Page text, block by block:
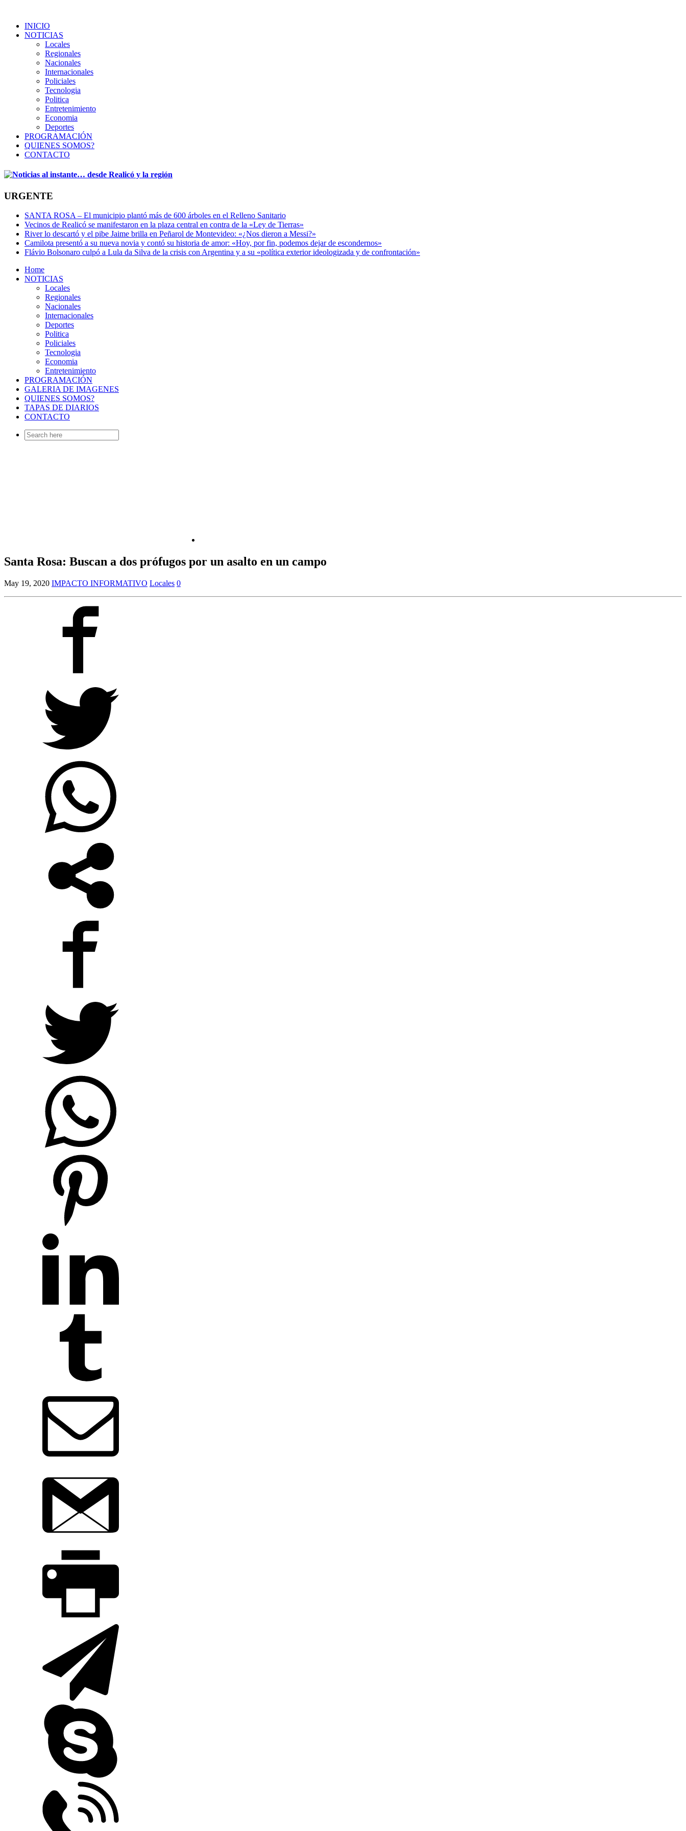
INICIO
NOTICIAS
Locales
Regionales
Nacionales
Internacionales
Policiales
Tecnologia
Politica
Entretenimiento
Economia
Deportes
PROGRAMACIÓN
QUIENES SOMOS?
CONTACTO
URGENTE
SANTA ROSA – El municipio plantó más de 600 árboles en el Relleno Sanitario
Vecinos de Realicó se manifestaron en la plaza central en contra de la «Ley de Tierras»
River lo descartó y el pibe Jaime brilla en Peñarol de Montevideo: «¿Nos dieron a Messi?»
Camilota presentó a su nueva novia y contó su historia de amor: «Hoy, por fin, podemos dejar de escondernos»
Flávio Bolsonaro culpó a Lula da Silva de la crisis con Argentina y a su «política exterior ideologizada y de confrontación»
Home
NOTICIAS
Locales
Regionales
Nacionales
Internacionales
Deportes
Politica
Policiales
Tecnologia
Economia
Entretenimiento
PROGRAMACIÓN
GALERIA DE IMAGENES
QUIENES SOMOS?
TAPAS DE DIARIOS
CONTACTO
Search
for:
Santa Rosa: Buscan a dos prófugos por un asalto en un campo
May 19, 2020 IMPACTO INFORMATIVO Locales 0